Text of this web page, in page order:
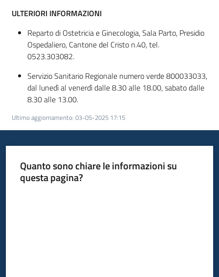
ULTERIORI INFORMAZIONI
Reparto di Ostetricia e Ginecologia, Sala Parto, Presidio
Ospedaliero, Cantone del Cristo n.40, tel.
0523.303082.
Servizio Sanitario Regionale numero verde 800033033,
dal lunedì al venerdì dalle 8.30 alle 18.00, sabato dalle
8.30 alle 13.00.
Ultimo aggiornamento: 03-05-2025 17:15
Quanto sono chiare le informazioni su
questa pagina?